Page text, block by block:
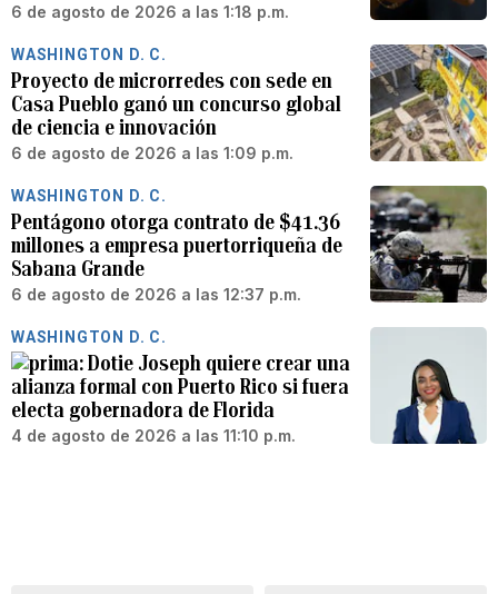
6 de agosto de 2026 a las 1:18 p.m.
WASHINGTON D. C.
Proyecto de microrredes con sede en
Casa Pueblo ganó un concurso global
de ciencia e innovación
6 de agosto de 2026 a las 1:09 p.m.
WASHINGTON D. C.
Pentágono otorga contrato de $41.36
millones a empresa puertorriqueña de
Sabana Grande
6 de agosto de 2026 a las 12:37 p.m.
WASHINGTON D. C.
Dotie Joseph quiere crear una
alianza formal con Puerto Rico si fuera
electa gobernadora de Florida
4 de agosto de 2026 a las 11:10 p.m.